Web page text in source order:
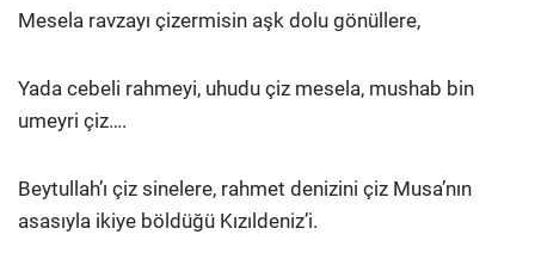
Mesela ravzayı çizermisin aşk dolu gönüllere,
Yada cebeli rahmeyi, uhudu çiz mesela, mushab bin
umeyri çiz….
Beytullah’ı çiz sinelere, rahmet denizini çiz Musa’nın
asasıyla ikiye böldüğü Kızıldeniz’i.